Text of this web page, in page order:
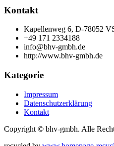
Kontakt
Kapellenweg 6, D-78052
+49 171 2334188
info@bhv-gmbh.de
http://www.bhv-gmbh.de
Kategorie
Impressum
Datenschutzerklärung
Kontakt
Copyright © bhv-gmbh. Alle